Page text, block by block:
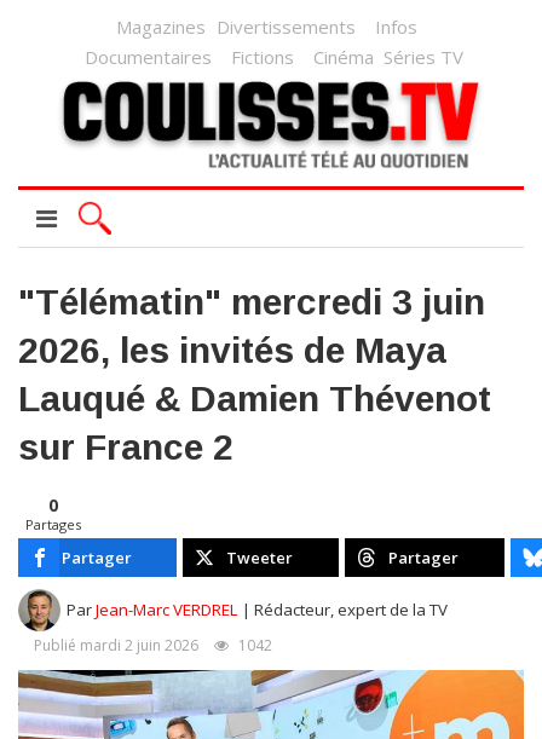
Magazines Divertissements
Infos
Documentaires
Fictions Cinéma Séries TV
"Télématin" mercredi 3 juin
2026, les invités de Maya
Lauqué & Damien Thévenot
sur France 2
0
Partages
Partager Tweeter Partager
ParJean-Marc VERDREL | Rédacteur, expert de la TV
Publié mardi 2 juin 2026 1042